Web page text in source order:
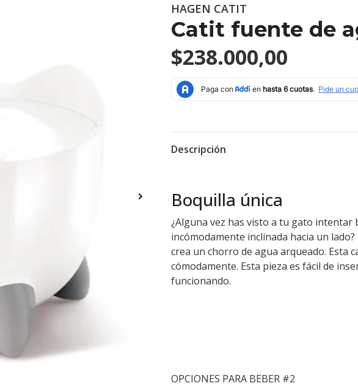
HAGEN CATIT
Catit fuente de
$238.000,00
Descripción
Boquilla única
¿Alguna vez has visto a tu gato intentar
incómodamente inclinada hacia un
crea un chorro de agua arqueado. Esta
cómodamente. Esta pieza es fácil de
funcionando.
OPCIONES PARA BEBER #2